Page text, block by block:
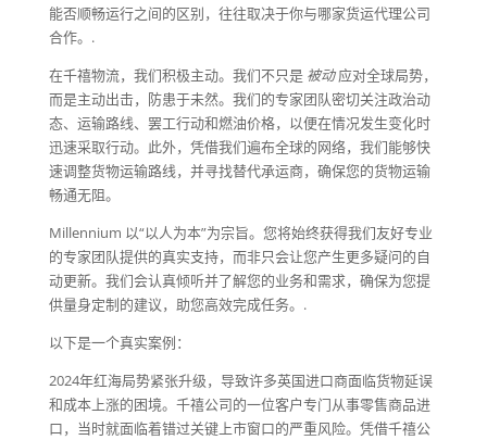
能否顺畅运行之间的区别，往往取决于你与哪家货运代理公司
合作。.
在千禧物流，我们积极主动。我们不只是 被动应对全球局势，
而是主动出击，防患于未然。我们的专家团队密切关注政治动
态、运输路线、罢工行动和燃油价格，以便在情况发生变化时
迅速采取行动。此外，凭借我们遍布全球的网络，我们能够快
速调整货物运输路线，并寻找替代承运商，确保您的货物运输
畅通无阻。
Millennium 以“以人为本”为宗旨。您将始终获得我们友好专业
的专家团队提供的真实支持，而非只会让您产生更多疑问的自
动更新。我们会认真倾听并了解您的业务和需求，确保为您提
供量身定制的建议，助您高效完成任务。.
以下是一个真实案例：
2024年红海局势紧张升级，导致许多英国进口商面临货物延误
和成本上涨的困境。千禧公司的一位客户专门从事零售商品进
口，当时就面临着错过关键上市窗口的严重风险。凭借千禧公